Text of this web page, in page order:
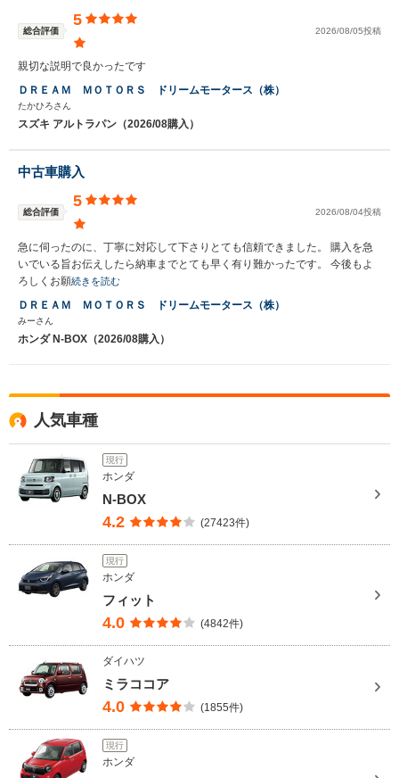
総合評価
5
2026/08/05投稿
親切な説明で良かったです
ＤＲＥＡＭ ＭＯＴＯＲＳ ドリームモータース（株）
たかひろさん
スズキ アルトラパン（2026/08購入）
中古車購入
総合評価
5
2026/08/04投稿
急に伺ったのに、丁寧に対応して下さりとても信頼できました。 購入を急
いでいる旨お伝えしたら納車までとても早く有り難かったです。 今後もよ
ろしくお願続きを読む
ＤＲＥＡＭ ＭＯＴＯＲＳ ドリームモータース（株）
みーさん
ホンダ N-BOX（2026/08購入）
人気車種
現行
ホンダ
N-BOX
4.2 (27423件)
現行
ホンダ
フィット
4.0 (4842件)
ダイハツ
ミラココア
4.0 (1855件)
現行
ホンダ